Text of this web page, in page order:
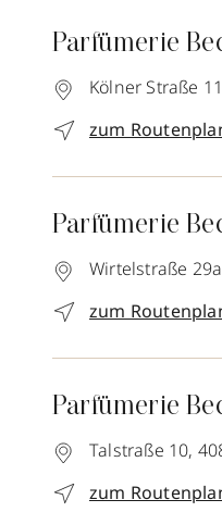
Parfümerie
Kölner Straße
zum
Parfümerie
Wirtelstraße
zum
Parfümerie
Talstraße 10,
zum